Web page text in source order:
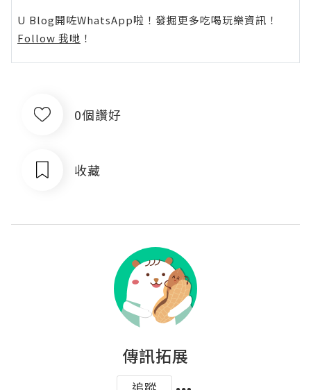
U Blog開咗WhatsApp啦！發掘更多吃喝玩樂資訊！
Follow 我哋 ！
0個讚好
收藏
傳訊拓展